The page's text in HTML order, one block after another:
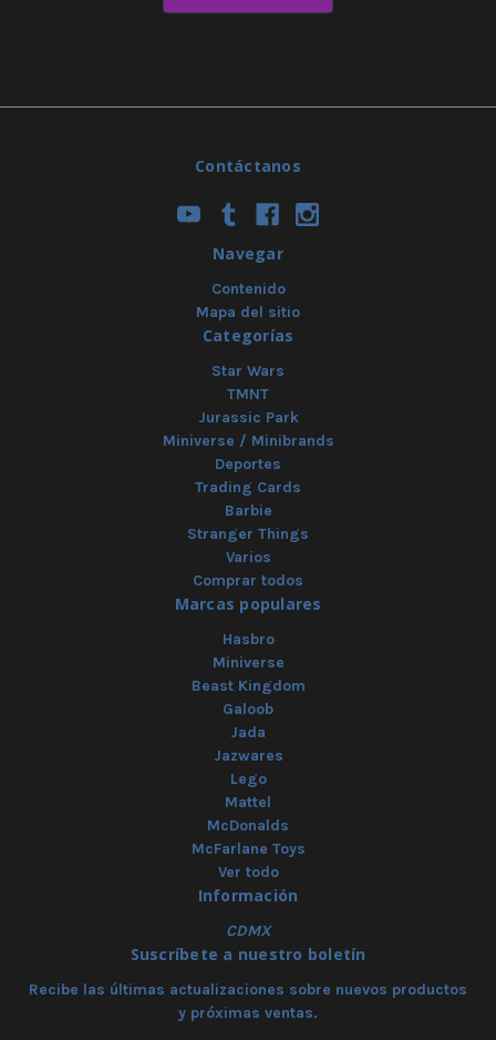
Contáctanos
Navegar
Contenido
Mapa del sitio
Categorías
Star Wars
TMNT
Jurassic Park
Miniverse / Minibrands
Deportes
Trading Cards
Barbie
Stranger Things
Varios
Comprar todos
Marcas populares
Hasbro
Miniverse
Beast Kingdom
Galoob
Jada
Jazwares
Lego
Mattel
McDonalds
McFarlane Toys
Ver todo
Información
CDMX
Suscríbete a nuestro boletín
Recibe las últimas actualizaciones sobre nuevos productos
y próximas ventas.